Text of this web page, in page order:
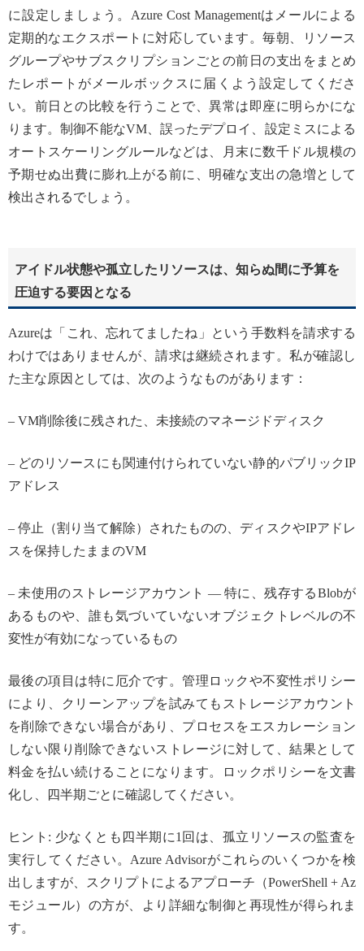
に設定しましょう。Azure Cost Managementはメールによる
定期的なエクスポートに対応しています。毎朝、リソース
グループやサブスクリプションごとの前日の支出をまとめ
たレポートがメールボックスに届くよう設定してくださ
い。前日との比較を行うことで、異常は即座に明らかにな
ります。制御不能なVM、誤ったデプロイ、設定ミスによる
オートスケーリングルールなどは、月末に数千ドル規模の
予期せぬ出費に膨れ上がる前に、明確な支出の急増として
検出されるでしょう。
アイドル状態や孤立したリソースは、知らぬ間に予算を
圧迫する要因となる
Azureは「これ、忘れてましたね」という手数料を請求する
わけではありませんが、請求は継続されます。私が確認し
た主な原因としては、次のようなものがあります：
– VM削除後に残された、未接続のマネージドディスク
– どのリソースにも関連付けられていない静的パブリックIP
アドレス
– 停止（割り当て解除）されたものの、ディスクやIPアドレ
スを保持したままのVM
– 未使用のストレージアカウント — 特に、残存するBlobが
あるものや、誰も気づいていないオブジェクトレベルの不
変性が有効になっているもの
最後の項目は特に厄介です。管理ロックや不変性ポリシー
により、クリーンアップを試みてもストレージアカウント
を削除できない場合があり、プロセスをエスカレーション
しない限り削除できないストレージに対して、結果として
料金を払い続けることになります。ロックポリシーを文書
化し、四半期ごとに確認してください。
ヒント: 少なくとも四半期に1回は、孤立リソースの監査を
実行してください。Azure Advisorがこれらのいくつかを検
出しますが、スクリプトによるアプローチ（PowerShell + Az
モジュール）の方が、より詳細な制御と再現性が得られま
す。